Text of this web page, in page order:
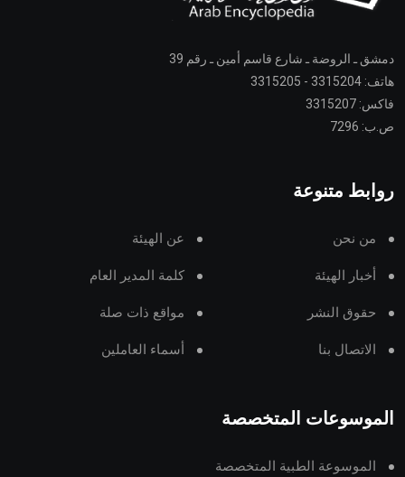
دمشق ـ الروضة ـ شارع قاسم أمين ـ رقم 39
هاتف: 3315204 - 3315205
فاكس: 3315207
ص.ب: 7296
روابط متنوعة
من نحن عن الهيئة
أخبار الهيئة كلمة المدير العام
حقوق النشر مواقع ذات صلة
الاتصال بنا أسماء العاملين
الموسوعات المتخصصة
الموسوعة الطبية المتخصصة